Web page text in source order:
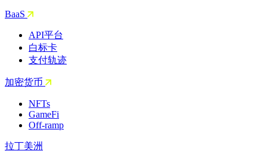
BaaS
API平台
白标卡
支付轨迹
加密货币
NFTs
GameFi
Off-ramp
拉丁美洲